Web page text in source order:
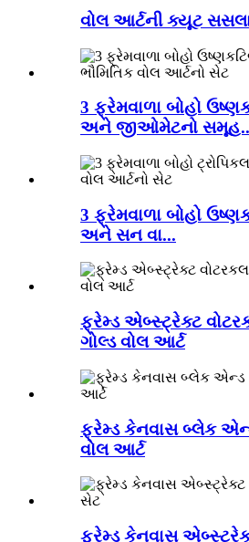
વોલ આર્ટની ક્યૂટ
3 ફ્રેમવાળા બોહો
અને જીઓમેટનો
3 ફ્રેમવાળા બોહો
અને સન વા...
ફ્રેમ્ડ એબ્સ્ટ્રેક્ટ
ગોલ્ડ વોલ આર્ટ
ફ્રેમ્ડ કેનવાસ બ્લેક
વોલ આર્ટ
ફ્રેમ્ડ કેનવાસ